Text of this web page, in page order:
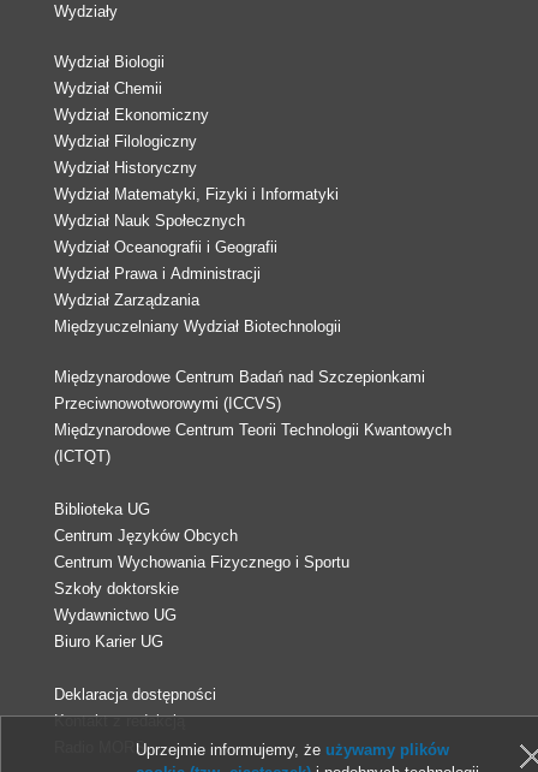
Wydziały
Wydział Biologii
Wydział Chemii
Wydział Ekonomiczny
Wydział Filologiczny
Wydział Historyczny
Wydział Matematyki, Fizyki i Informatyki
Wydział Nauk Społecznych
Wydział Oceanografii i Geografii
Wydział Prawa i Administracji
Wydział Zarządzania
Międzyuczelniany Wydział Biotechnologii
Międzynarodowe Centrum Badań nad Szczepionkami
Przeciwnowotworowymi (ICCVS)
Międzynarodowe Centrum Teorii Technologii Kwantowych
(ICTQT)
Biblioteka UG
Centrum Języków Obcych
Centrum Wychowania Fizycznego i Sportu
Szkoły doktorskie
Wydawnictwo UG
Biuro Karier UG
Deklaracja dostępności
Kontakt z redakcją
Radio MORSUprzejmie informujemy, że używamy plików